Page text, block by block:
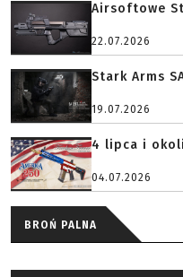
Airsoftowe
22.07.2026
Stark Arms
19.07.2026
4 lipca i
04.07.2026
BROŃ PALNA